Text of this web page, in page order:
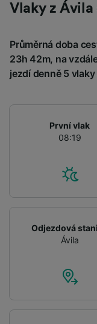
Vlaky z Ávila
Průměrná doba
23h 42m, na
jezdí denně 5
První vlak
08:19
Odjezdová
Ávila